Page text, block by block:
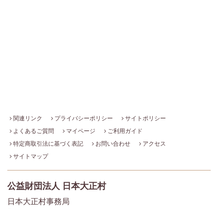
関連リンク プライバシーポリシー
サイトポリシー
よくあるご質問
マイページ
ご利用ガイド
特定商取引法に基づく表記
お問い合わせ
アクセス
サイトマップ
公益財団法人 日本大正村
日本大正村事務局